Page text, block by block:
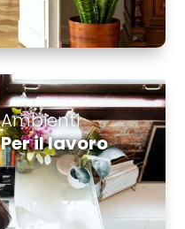
Ambienti
Per il lavoro